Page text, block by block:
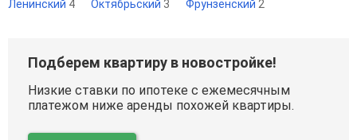
Ленинский 4 Октябрьский 3 Фрунзенский 2
Подберем квартиру в новостройке!
Низкие ставки по ипотеке с ежемесячным
платежом ниже аренды похожей квартиры.